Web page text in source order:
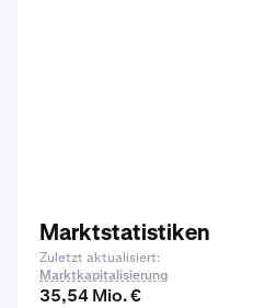
Marktstatistiken
Zuletzt aktualisiert:
Marktkapitalisierung
35,54 Mio. €